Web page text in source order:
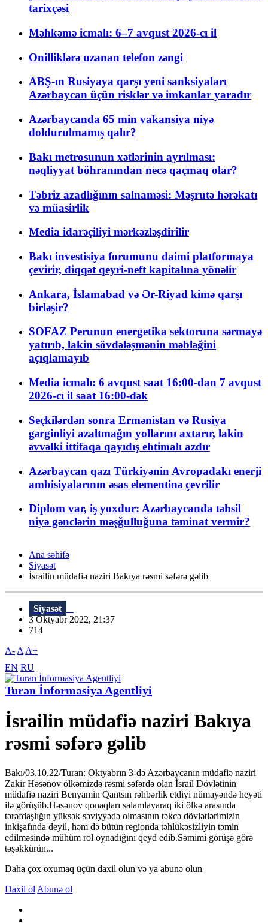
tarixçəsi
Məhkəmə icmalı: 6–7 avqust 2026-cı il
Onilliklərə uzanan telefon zəngi
ABŞ-ın Rusiyaya qarşı yeni sanksiyaları
Azərbaycan üçün risklər və imkanlar yaradır
Azərbaycanda 65 min vakansiya niyə
doldurulmamış qalır?
Bakı metrosunun xətlərinin ayrılması:
nəqliyyat böhranından necə qaçmaq olar?
Təbriz azadlığının salnaməsi: Məşrutə hərəkatı
və müasirlik
Media idarəçiliyi mərkəzləşdirilir
Bakı investisiya forumunu daimi platformaya
çevirir, diqqət qeyri-neft kapitalına yönəlir
Ankara, İslamabad və Ər-Riyad kimə qarşı
birləşir?
SOFAZ Perunun energetika sektoruna sərmayə
yatırıb, lakin sövdələşmənin məbləğini
açıqlamayıb
Media icmalı: 6 avqust saat 16:00-dan 7 avqust
2026-cı il saat 16:00-dək
Seçkilərdən sonra Ermənistan və Rusiya
gərginliyi azaltmağın yollarını axtarır, lakin
əvvəlki ittifaqa qayıdış ehtimalı azdır
Azərbaycan qazı Türkiyənin Avropadakı enerji
ambisiyalarının əsas elementinə çevrilir
Diplom var, iş yoxdur: Azərbaycanda təhsil
niyə gənclərin məşğulluğuna təminat vermir?
Ana səhifə
Siyasət
İsrailin müdafiə naziri Bakıya rəsmi səfərə gəlib
Siyasət
3 Oktyabr 2022, 21:37
714
A- A A+
EN RU
Turan İnformasiya Agentliyi
İsrailin müdafiə naziri Bakıya
rəsmi səfərə gəlib
Bakı/03.10.22/Turan: Oktyabrın 3-də Azərbaycanın müdafiə naziri
Zakir Həsənov ölkəmizdə rəsmi səfərdə olan İsrail Dövlətinin
müdafiə naziri Benyamin Qantsın rəhbərlik etdiyi nümayəndə heyəti
ilə görüşüb.Həsənov qonaqları salamlayaraq iki ölkə arasında
tərəfdaşlığın yüksək səviyyədə olmasının təkcə dövlətlərimizin
inkişafında deyil, həm də bütün regionda təhlükəsizliyin təmin
edilməsində mühüm rol oynadığını qeyd edib.Səmimi görüşə görə
təşəkkürün...
Daha çox oxumaq üçün daxil olun və ya abunə olun
Daxil ol Abunə ol